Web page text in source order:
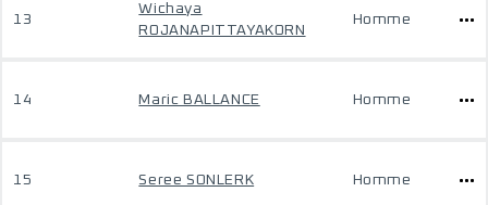
13
Wichaya
ROJANAPITTAYAKORN
Homme
14 Maric BALLANCE Homme
15 Seree SONLERK Homme